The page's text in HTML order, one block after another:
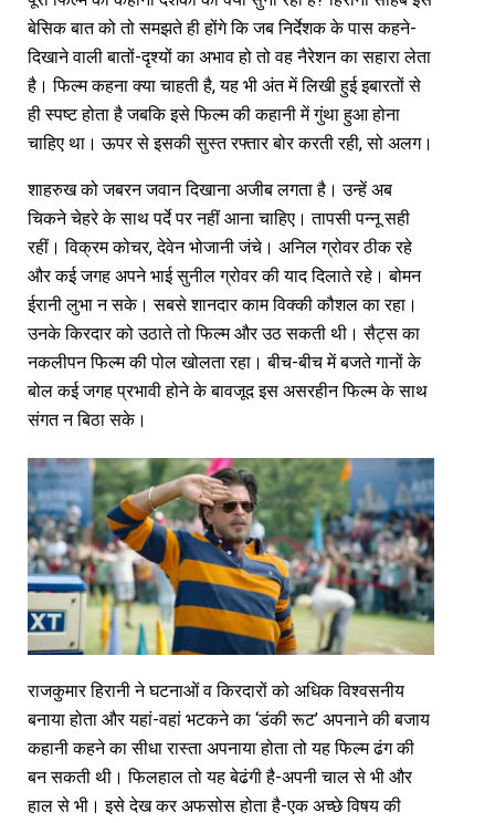
बेसिक बात को तो समझते ही होंगे कि जब निर्देशक के पास कहने-
दिखाने वाली बातों-दृश्यों का अभाव हो तो वह नैरेशन का सहारा लेता
है। फिल्म कहना क्या चाहती है, यह भी अंत में लिखी हुई इबारतों से
ही स्पष्ट होता है जबकि इसे फिल्म की कहानी में गुंथा हुआ होना
चाहिए था। ऊपर से इसकी सुस्त रफ्तार बोर करती रही, सो अलग।
शाहरुख को जबरन जवान दिखाना अजीब लगता है। उन्हें अब
चिकने चेहरे के साथ पर्दे पर नहीं आना चाहिए। तापसी पन्नू सही
रहीं। विक्रम कोचर, देवेन भोजानी जंचे। अनिल ग्रोवर ठीक रहे
और कई जगह अपने भाई सुनील ग्रोवर की याद दिलाते रहे। बोमन
ईरानी लुभा न सके। सबसे शानदार काम विक्की कौशल का रहा।
उनके किरदार को उठाते तो फिल्म और उठ सकती थी। सैट्स का
नकलीपन फिल्म की पोल खोलता रहा। बीच-बीच में बजते गानों के
बोल कई जगह प्रभावी होने के बावजूद इस असरहीन फिल्म के साथ
संगत न बिठा सके।
राजकुमार हिरानी ने घटनाओं व किरदारों को अधिक विश्वसनीय
बनाया होता और यहां-वहां भटकने का ‘डंकी रूट’ अपनाने की बजाय
कहानी कहने का सीधा रास्ता अपनाया होता तो यह फिल्म ढंग की
बन सकती थी। फिलहाल तो यह बेढंगी है-अपनी चाल से भी और
हाल से भी। इसे देख कर अफसोस होता है-एक अच्छे विषय की